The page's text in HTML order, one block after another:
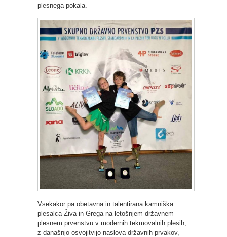
plesnega pokala.
Vsekakor pa obetavna in talentirana kamniška
plesalca Živa in Grega na letošnjem državnem
plesnem prvenstvu v modernih tekmovalnih plesih,
z današnjo osvojitvijo naslova državnih prvakov,